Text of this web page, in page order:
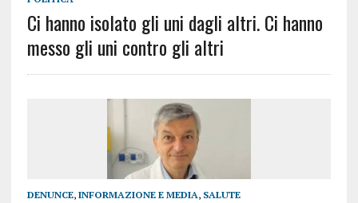
Ci hanno isolato gli uni dagli altri. Ci hanno
messo gli uni contro gli altri
DENUNCE, INFORMAZIONE E MEDIA, SALUTE